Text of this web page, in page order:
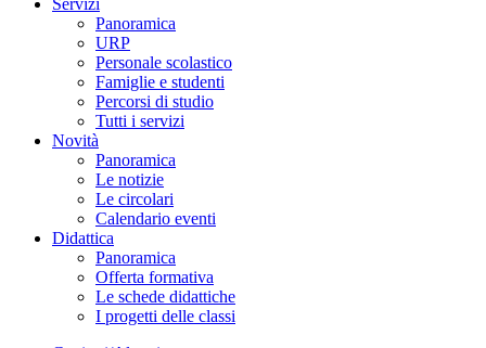
Servizi
Panoramica
URP
Personale scolastico
Famiglie e studenti
Percorsi di studio
Tutti i servizi
Novità
Panoramica
Le notizie
Le circolari
Calendario eventi
Didattica
Panoramica
Offerta formativa
Le schede didattiche
I progetti delle classi